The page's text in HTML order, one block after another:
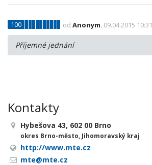
100 od Anonym, 09.04.2015 10:31
Příjemné jednání
Kontakty
Hybešova 43, 602 00 Brno
okres Brno-město, Jihomoravský kraj
http://www.mte.cz
mte@mte.cz